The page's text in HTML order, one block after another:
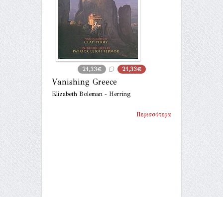
21,33€ 21,33€
Vanishing Greece
Elizabeth Boleman - Herring
Περισσότερα